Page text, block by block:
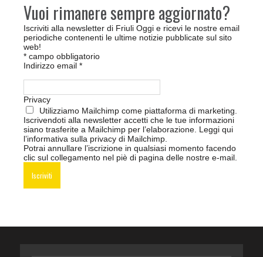
Vuoi rimanere sempre aggiornato?
Iscriviti alla newsletter di Friuli Oggi e ricevi le nostre email
periodiche contenenti le ultime notizie pubblicate sul sito
web!
* campo obbligatorio
Indirizzo email *
Privacy
Utilizziamo Mailchimp come piattaforma di marketing.
Iscrivendoti alla newsletter accetti che le tue informazioni
siano trasferite a Mailchimp per l’elaborazione. Leggi qui
l’informativa sulla privacy di Mailchimp.
Potrai annullare l’iscrizione in qualsiasi momento facendo
clic sul collegamento nel piè di pagina delle nostre e-mail.